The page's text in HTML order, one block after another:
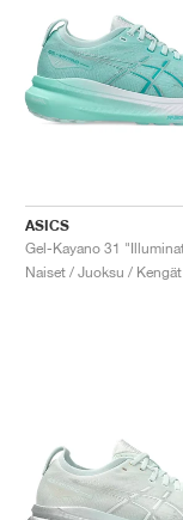
ASICS
Naiset / Juoksu / Kengät